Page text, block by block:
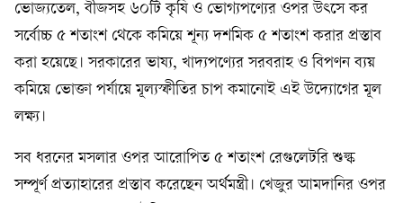
ভোজ্যতেল, বীজসহ ৬০টি কৃষি ও ভোগ্যপণ্যের ওপর উৎসে কর
সর্বোচ্চ ৫ শতাংশ থেকে কমিয়ে শূন্য দশমিক ৫ শতাংশ করার প্রস্তাব
করা হয়েছে। সরকারের ভাষ্য, খাদ্যপণ্যের সরবরাহ ও বিপণন ব্যয়
কমিয়ে ভোক্তা পর্যায়ে মূল্যস্ফীতির চাপ কমানোই এই উদ্যোগের মূল
লক্ষ্য।
সব ধরনের মসলার ওপর আরোপিত ৫ শতাংশ রেগুলেটরি শুল্ক
সম্পূর্ণ প্রত্যাহারের প্রস্তাব করেছেন অর্থমন্ত্রী। খেজুর আমদানির ওপর